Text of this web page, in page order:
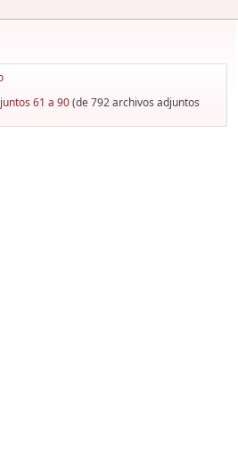
61 a 90(de 792 archivos adjuntos